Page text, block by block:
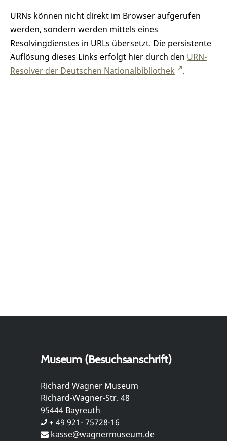
URNs können nicht direkt im Browser aufgerufen
werden, sondern werden mittels eines
Resolvingdienstes in URLs übersetzt. Die persistente
Auflösung dieses Links erfolgt hier durch den URN-
Resolver der Deutschen Nationalbibliothek
.
Museum (Besuchsanschrift)
Richard Wagner Museum
Richard-Wagner-Str. 48
95444 Bayreuth
+ 49 921- 75728-16
kasse@wagnermuseum.de